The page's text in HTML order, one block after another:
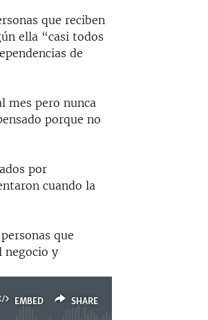
que reciben
ella “casi todos
de
mes pero nunca
porque no
por
cuando la
que
negocio y
EMBED SHARE